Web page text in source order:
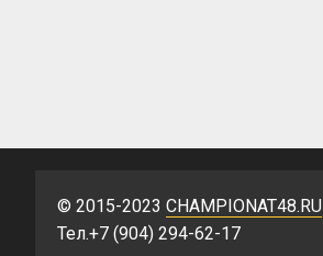
© 2015-2023 CHAMPIONAT48.RU
Тел.+7 (904) 294-62-17